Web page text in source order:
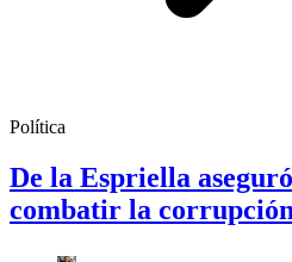
Política
De la Espriella
combatir la